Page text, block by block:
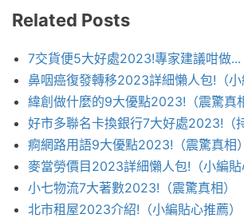
Related Posts
7交貨便5大好處2023!專家建議咁做...
鼻咽癌復發轉移2023詳細懶人包!（小
緯創做什麼的9大優點2023!（震驚真
好市多聯名卡換銀行7大好處2023!（
痾網路用語9大優點2023!（震驚真相）
麥當勞價目2023詳細懶人包!（小編貼
小七物流7大著數2023!（震驚真相）
北市租屋2023介紹!（小編貼心推薦）